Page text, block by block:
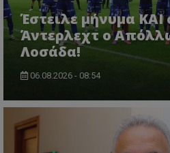
Έστειλε μήνυμα
Άντερλεχτ ο
Λοσάδα!
06.08.2026 - 08:54